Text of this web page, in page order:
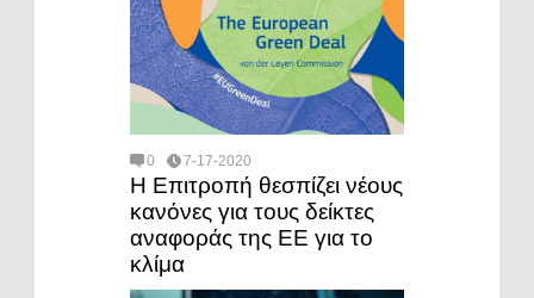
0 7-17-2020
Η Επιτροπή θεσπίζει νέους
κανόνες για τους δείκτες
αναφοράς της ΕΕ για το
κλίμα